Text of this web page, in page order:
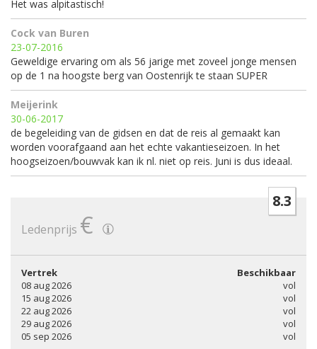
Het was alpitastisch!
Cock van Buren
23-07-2016
Geweldige ervaring om als 56 jarige met zoveel jonge mensen
op de 1 na hoogste berg van Oostenrijk te staan SUPER
Meijerink
30-06-2017
de begeleiding van de gidsen en dat de reis al gemaakt kan
worden voorafgaand aan het echte vakantieseizoen. In het
hoogseizoen/bouwvak kan ik nl. niet op reis. Juni is dus ideaal.
8.3
Ledenprijs €
Vertrek
Beschikbaar
08 aug 2026
vol
15 aug 2026
vol
22 aug 2026
vol
29 aug 2026
vol
05 sep 2026
vol